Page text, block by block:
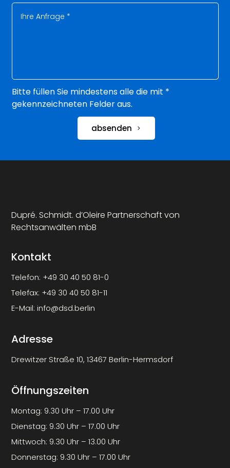
Bitte füllen Sie mindestens alle die mit *
gekennzeichneten Felder aus.
absenden
Dupré. Schmidt. d’Oleire Partnerschaft von
Rechtsanwälten mbB
Kontakt
Telefon: +49 30 40 50 81-0
Telefax: +49 30 40 50 81-11
E-Mail:info@dsd.berlin
Adresse
Drewitzer Straße 10, 13467 Berlin-Hermsdorf
Öffnungszeiten
Montag: 9.30 Uhr – 17.00 Uhr
Dienstag: 9.30 Uhr – 17.00 Uhr
Mittwoch: 9.30 Uhr – 13.00 Uhr
Donnerstag: 9.30 Uhr – 17.00 Uhr